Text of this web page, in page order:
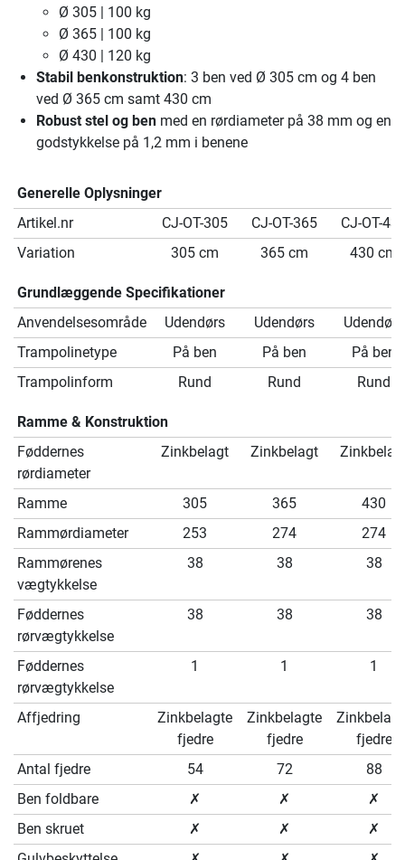
Ø 305 | 100 kg
Ø 365 | 100 kg
Ø 430 | 120 kg
Stabil benkonstruktion: 3 ben ved Ø 305 cm og 4 ben
ved Ø 365 cm samt 430 cm
Robust stel og ben med en rørdiameter på 38 mm og en
godstykkelse på 1,2 mm i benene
Generelle Oplysninger
Artikel.nr
CJ-OT-305 CJ-OT-365
CJ-OT-
Variation
305 cm 365 cm 430 cm
Grundlæggende Specifikationer
Anvendelsesområde
Udendørs Udendørs
Udendørs
Trampolinetype
På ben På ben
På ben
Trampolinform
Rund Rund Rund
Ramme & Konstruktion
Føddernes
rørdiameter
Zinkbelagt Zinkbelagt
Ramme 305 365
430
Rammørdiameter
253 274
274
Rammørenes
vægtykkelse
38 38 38
Føddernes
rørvægtykkelse
38 38 38
Føddernes
rørvægtykkelse
1 1 1
Affjedring
Zinkbelagte
fjedre
Zinkbelagte
fjedre
fjedre
Antal fjedre
54 72
88
Ben foldbare
✗ ✗
✗
Ben skruet
✗ ✗
✗